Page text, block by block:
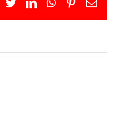
Facebook
TwitterLinkedInWhatsApp
Pinterest
Email